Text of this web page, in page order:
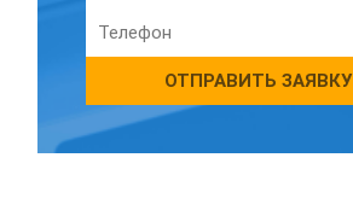
ОТПРАВИТЬ ЗАЯВКУ